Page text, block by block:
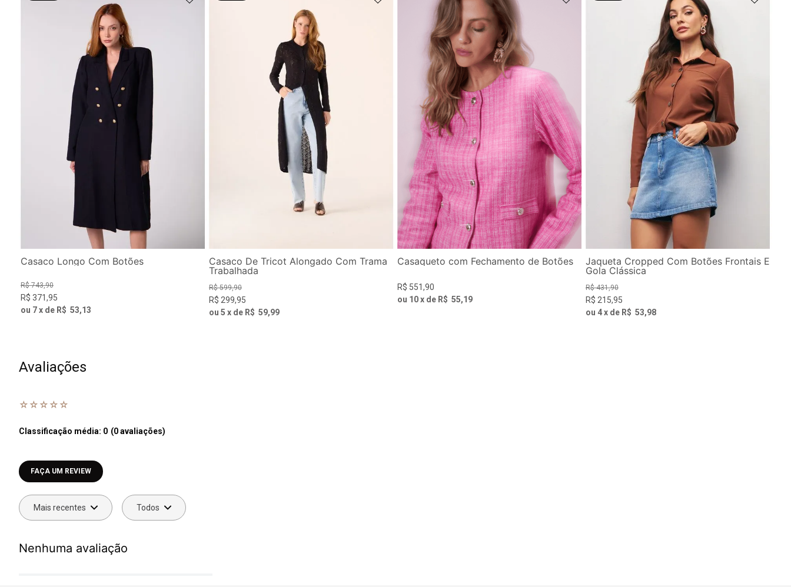
Casaco Longo Com Botões
R$ 743,90
R$ 371,95
ou 7x de R$ 53,13
Casaco De Tricot Alongado Com Trama
Trabalhada
R$ 599,90
R$ 299,95
ou 5 x de R$ 59,99
Casaqueto com Fechamento de Botões
R$ 551,90
ou 10x de R$ 55,19
Jaqueta Cropped Com Botões Frontais E
Gola Clássica
R$ 431,90
R$ 215,95
ou 4x de R$ 53,98
Avaliações
☆ ☆ ☆ ☆ ☆
Classificação média: 0 (0 avaliações)
Faça login para escrever uma avaliação.
Mais recentes Todos
Nenhuma avaliação